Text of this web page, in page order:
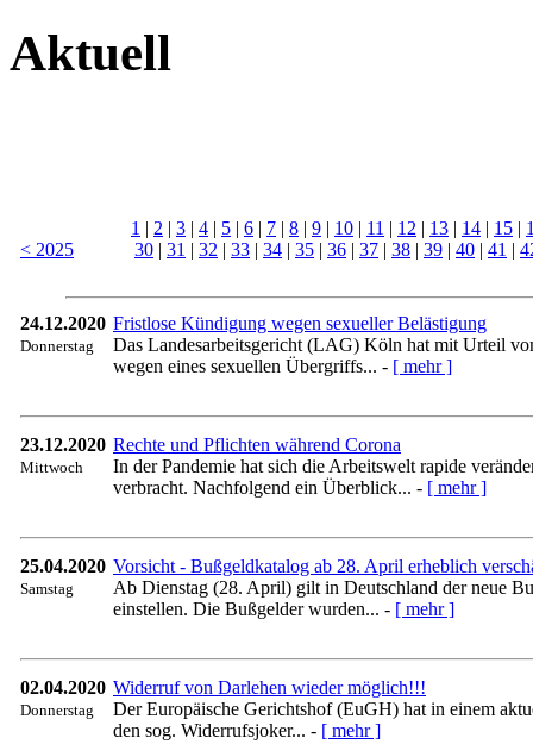
Aktuell
< 2025
1 | 2 | 3 | 4 | 5 | 6 | 7 | 8 | 9 | 10 | 11 | 12 | 13 | 14 | 15 |
30 | 31 | 32 | 33 | 34 | 35 | 36 | 37 | 38 | 39 | 40 | 41 |
24.12.2020
Donnerstag
Fristlose Kündigung wegen sexueller Belästigung
Das Landesarbeitsgericht (LAG) Köln hat mit Urteil
wegen eines sexuellen Übergriffs... - [ mehr ]
23.12.2020
Mittwoch
Rechte und Pflichten während Corona
In der Pandemie hat sich die Arbeitswelt rapide
verbracht. Nachfolgend ein Überblick... - [ mehr ]
25.04.2020
Samstag
Vorsicht - Bußgeldkatalog ab 28. April erheblich
Ab Dienstag (28. April) gilt in Deutschland der neue
einstellen. Die Bußgelder wurden... - [ mehr ]
02.04.2020
Donnerstag
Widerruf von Darlehen wieder möglich!!!
Der Europäische Gerichtshof (EuGH) hat in einem
den sog. Widerrufsjoker... - [ mehr ]